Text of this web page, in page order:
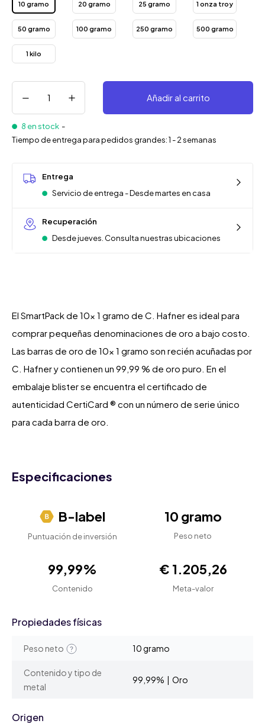
10 gramo 20 gramo 25 gramo 1 onza troy
50 gramo 100 gramo 250 gramo 500 gramo
1 kilo
Añadir al carrito
8 en stock -
Tiempo de entrega para pedidos grandes: 1 - 2 semanas
Entrega
Servicio de entrega - Desde martes en casa
Recuperación
Desde jueves. Consulta nuestras ubicaciones
El SmartPack de 10x 1 gramo de C. Hafner es ideal para
comprar pequeñas denominaciones de oro a bajo costo.
Las barras de oro de 10x 1 gramo son recién acuñadas por
C. Hafner y contienen un 99,99 % de oro puro. En el
embalaje blister se encuentra el certificado de
autenticidad CertiCard ® con un número de serie único
para cada barra de oro.
Especificaciones
B-label
Puntuación de inversión
10 gramo
Peso neto
99,99%
Contenido
€ 1.205,26
Meta-valor
Propiedades físicas
Peso neto 10 gramo
Contenido y tipo de
metal
99,99% | Oro
Origen